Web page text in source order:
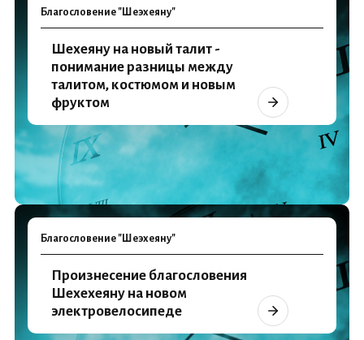
Благословение "Шеэхеяну"
Шехеяну на новый талит -
понимание разницы между
талитом, костюмом и новым
фруктом
Благословение "Шеэхеяну"
Произнесение благословения
Шехехеяну на новом
электровелосипеде